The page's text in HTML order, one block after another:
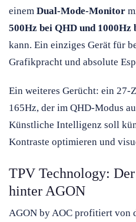
einem Dual-Mode-Monitor
500Hz bei QHD und 1000Hz
kann. Ein einziges Gerät für
Grafikpracht und absolute
Ein weiteres Gerücht: ein
165Hz, der im QHD-Modus
Künstliche Intelligenz soll
Kontraste optimieren und
TPV Technology:
hinter AGON
AGON by AOC profitiert von